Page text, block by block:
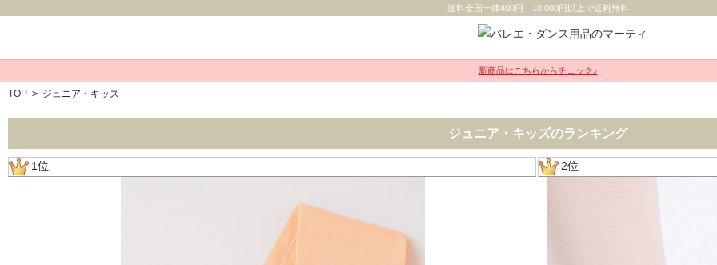
送料全国一律400円 10,000円以上で送料無料
新商品はこちらからチェック♪
TOP > ジュニア・キッズ
ジュニア・キッズのランキング
1位 2位